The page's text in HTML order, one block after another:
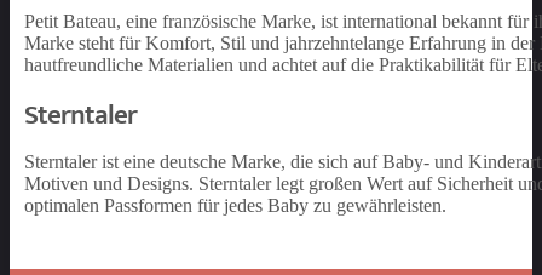
Petit Bateau, eine französische Marke, ist international bekannt
Marke steht für Komfort, Stil und jahrzehntelange Erfahrung in
hautfreundliche Materialien und achtet auf die Praktikabilität für
Sterntaler
Sterntaler ist eine deutsche Marke, die sich auf Baby- und
Motiven und Designs. Sterntaler legt großen Wert auf Sicherheit
optimalen Passformen für jedes Baby zu gewährleisten.